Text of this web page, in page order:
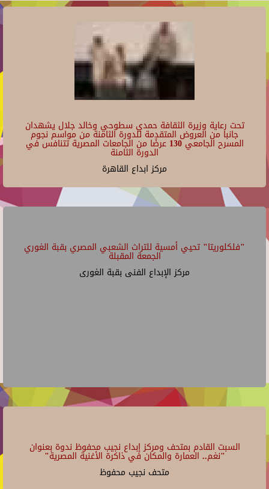
تحت رعاية وزيرة الثقافة حمدي سطوحي وخالد جلال يشهدان
جانبا من العروض المتقدمة للدورة الثامنة من مواسم نجوم
المسرح الجامعي 130 عرضًا من الجامعات المصرية تتنافس في
الدورة الثامنة
مركز ابداع القاهرة
"فلكلوريتا" تحيي أمسية للتراث الشعبي المصري بقبة الغوري
الجمعة المقبلة
مركز الإبداع الفنى بقبة الغورى
السبت القادم بمتحف ومركز إبداع نجيب محفوظ ندوة بعنوان
"نغم.. العمارة والمكان في ذاكرة الأغنية المصرية"
متحف نجيب محفوظ